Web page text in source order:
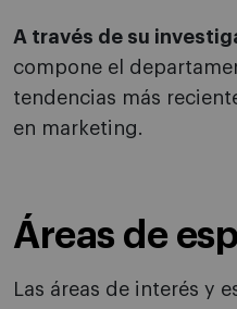
A través de su
compone el
tendencias más
en marketing.
Áreas de
Las áreas de interés y